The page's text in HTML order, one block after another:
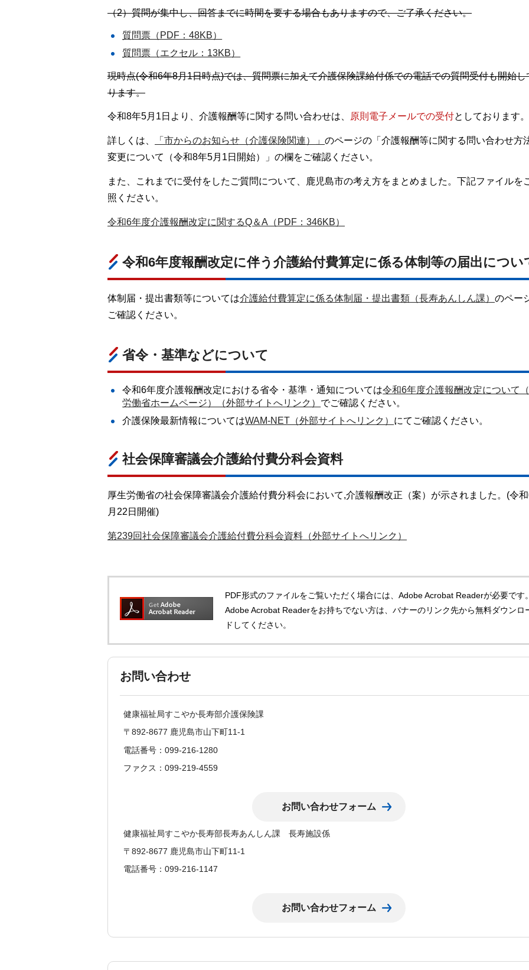
（2）質問が集中し、回答までに時間を要する場合もありますので、ご了承ください。
質問票（PDF：48KB）
質問票（エクセル：13KB）
現時点(令和6年8月1日時点)では、質問票に加えて介護保険課給付係での電話での質問受付も開始し
ります。
令和8年5月1日より、介護報酬等に関する問い合わせは、 原則電子メールでの受付としております。
詳しくは、 「市からのお知らせ（介護保険関連）」 のページの「介護報酬等に関する問い合わせ方
変更について（令和8年5月1日開始）」の欄をご確認ください。
また、これまでに受付をしたご質問について、鹿児島市の考え方をまとめました。下記ファイルを
照ください。
令和6年度介護報酬改定に関するQ＆A（PDF：346KB）
令和6年度報酬改定に伴う介護給付費算定に係る体制等の届出につい
体制届・提出書類等については介護給付費算定に係る体制届・提出書類（長寿あんしん課） のペー
ご確認ください。
省令・基準などについて
令和6年度介護報酬改定における省令・基準・通知については令和6年度介護報酬改定について
労働省ホームページ）（外部サイトへリンク） でご確認ください。
介護保険最新情報についてはWAM-NET（外部サイトへリンク） にてご確認ください。
社会保障審議会介護給付費分科会資料
厚生労働省の社会保障審議会介護給付費分科会において,介護報酬改正（案）が示されました。(令
月22日開催)
第239回社会保障審議会介護給付費分科会資料（外部サイトへリンク）
PDF形式のファイルをご覧いただく場合には、Adobe Acrobat Readerが必要です。
Adobe Acrobat Readerをお持ちでない方は、バナーのリンク先から無料ダウンロ
ドしてください。
お問い合わせ
健康福祉局すこやか長寿部介護保険課
〒892-8677 鹿児島市山下町11-1
電話番号：099-216-1280
ファクス：099-219-4559
健康福祉局すこやか長寿部長寿あんしん課 長寿施設係
〒892-8677 鹿児島市山下町11-1
電話番号：099-216-1147